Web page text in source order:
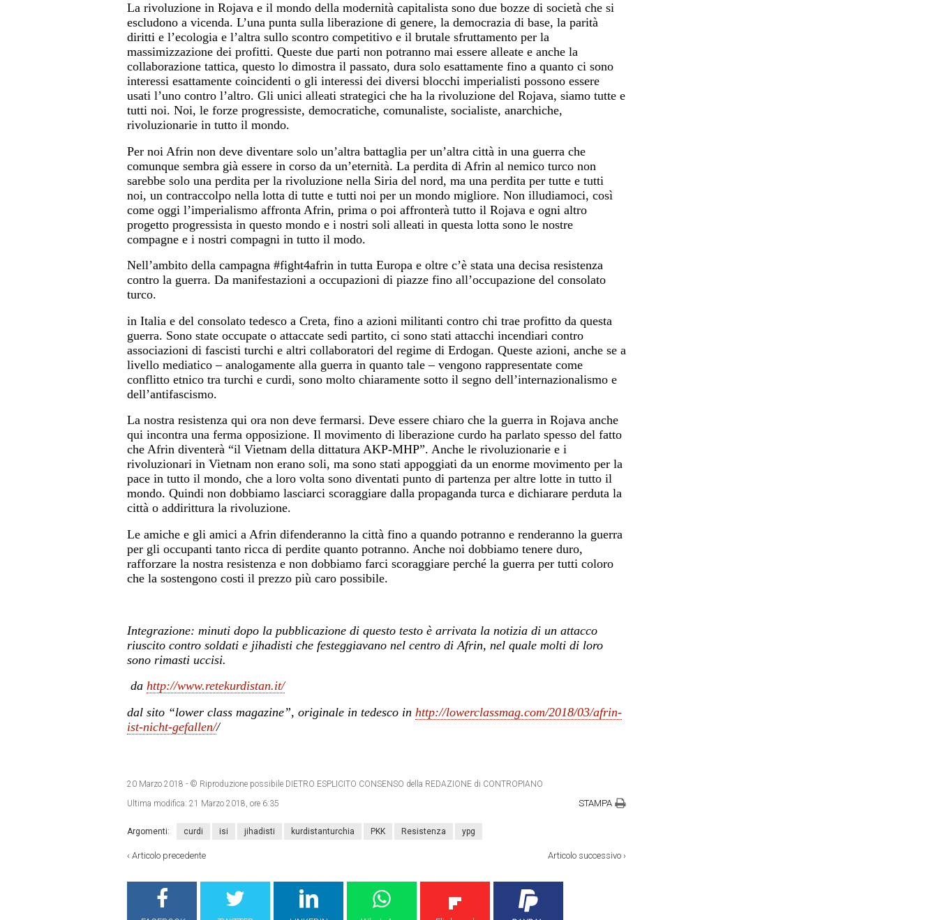
La rivoluzione in Rojava e il mondo della modernità capitalista sono due bozze di società che si
escludono a vicenda. L’una punta sulla liberazione di genere, la democrazia di base, la parità
diritti e l’ecologia e l’altra sullo scontro competitivo e il brutale sfruttamento per la
massimizzazione dei profitti. Queste due parti non potranno mai essere alleate e anche la
collaborazione tattica, questo lo dimostra il passato, dura solo esattamente fino a quanto ci sono
interessi esattamente coincidenti o gli interessi dei diversi blocchi imperialisti possono essere
usati l’uno contro l’altro. Gli unici alleati strategici che ha la rivoluzione del Rojava, siamo tutte e
tutti noi. Noi, le forze progressiste, democratiche, comunaliste, socialiste, anarchiche,
rivoluzionarie in tutto il mondo.
Per noi Afrin non deve diventare solo un’altra battaglia per un’altra città in una guerra che
comunque sembra già essere in corso da un’eternità. La perdita di Afrin al nemico turco non
sarebbe solo una perdita per la rivoluzione nella Siria del nord, ma una perdita per tutte e tutti
noi, un contraccolpo nella lotta di tutte e tutti noi per un mondo migliore. Non illudiamoci, così
come oggi l’imperialismo affronta Afrin, prima o poi affronterà tutto il Rojava e ogni altro
progetto progressista in questo mondo e i nostri soli alleati in questa lotta sono le nostre
compagne e i nostri compagni in tutto il modo.
Nell’ambito della campagna #fight4afrin in tutta Europa e oltre c’è stata una decisa resistenza
contro la guerra. Da manifestazioni a occupazioni di piazze fino all’occupazione del consolato
turco.
in Italia e del consolato tedesco a Creta, fino a azioni militanti contro chi trae profitto da questa
guerra. Sono state occupate o attaccate sedi partito, ci sono stati attacchi incendiari contro
associazioni di fascisti turchi e altri collaboratori del regime di Erdogan. Queste azioni, anche se a
livello mediatico – analogamente alla guerra in quanto tale – vengono rappresentate come
conflitto etnico tra turchi e curdi, sono molto chiaramente sotto il segno dell’internazionalismo e
dell’antifascismo.
La nostra resistenza qui ora non deve fermarsi. Deve essere chiaro che la guerra in Rojava anche
qui incontra una ferma opposizione. Il movimento di liberazione curdo ha parlato spesso del fatto
che Afrin diventerà “il Vietnam della dittatura AKP-MHP”. Anche le rivoluzionarie e i
rivoluzionari in Vietnam non erano soli, ma sono stati appoggiati da un enorme movimento per la
pace in tutto il mondo, che a loro volta sono diventati punto di partenza per altre lotte in tutto il
mondo. Quindi non dobbiamo lasciarci scoraggiare dalla propaganda turca e dichiarare perduta la
città o addirittura la rivoluzione.
Le amiche e gli amici a Afrin difenderanno la città fino a quando potranno e renderanno la guerra
per gli occupanti tanto ricca di perdite quanto potranno. Anche noi dobbiamo tenere duro,
rafforzare la nostra resistenza e non dobbiamo farci scoraggiare perché la guerra per tutti coloro
che la sostengono costi il prezzo più caro possibile.
Integrazione: minuti dopo la pubblicazione di questo testo è arrivata la notizia di un attacco
riuscito contro soldati e jihadisti che festeggiavano nel centro di Afrin, nel quale molti di loro
sono rimasti uccisi.
da http://www.retekurdistan.it/
dal sito “lower class magazine”, originale in tedesco in http://lowerclassmag.com/2018/03/afrin-
ist-nicht-gefallen//
20 Marzo 2018 - © Riproduzione possibile DIETRO ESPLICITO CONSENSO della REDAZIONE di CONTROPIANO
Ultima modifica: 21 Marzo 2018, ore 6:35 STAMPA
Argomenti: curdi isi jihadisti kurdistanturchia PKK Resistenza ypg
‹ Articolo precedente Articolo successivo ›